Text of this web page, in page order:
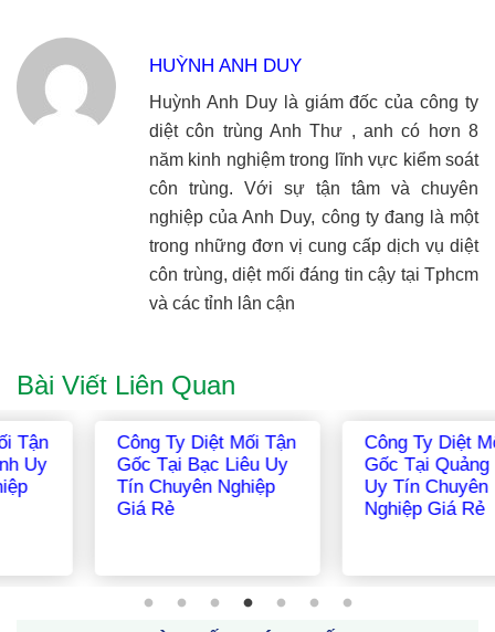
HUỲNH ANH DUY
Huỳnh Anh Duy là giám đốc của công ty
diệt côn trùng Anh Thư , anh có hơn 8
năm kinh nghiệm trong lĩnh vực kiểm soát
côn trùng. Với sự tận tâm và chuyên
nghiệp của Anh Duy, công ty đang là một
trong những đơn vị cung cấp dịch vụ diệt
côn trùng, diệt mối đáng tin cậy tại Tphcm
và các tỉnh lân cận
Bài Viết Liên Quan
Công Ty Diệt Mối Tận
Gốc Tại Tây Ninh Uy
Tín Chuyên Nghiệp
Công Ty Diệt Mối Tận
Gốc Tại Hà Giang Uy
Tín Chuyên Nghiệp